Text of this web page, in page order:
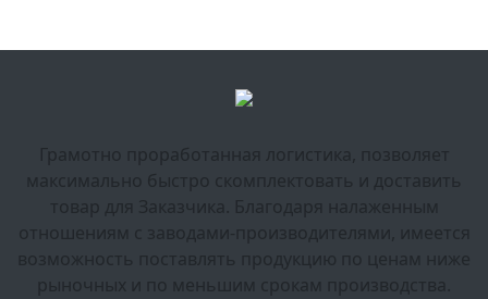
Грамотно проработанная логистика, позволяет
максимально быстро скомплектовать и доставить
товар для Заказчика. Благодаря налаженным
отношениям с заводами-производителями, имеется
возможность поставлять продукцию по ценам ниже
рыночных и по меньшим срокам производства.